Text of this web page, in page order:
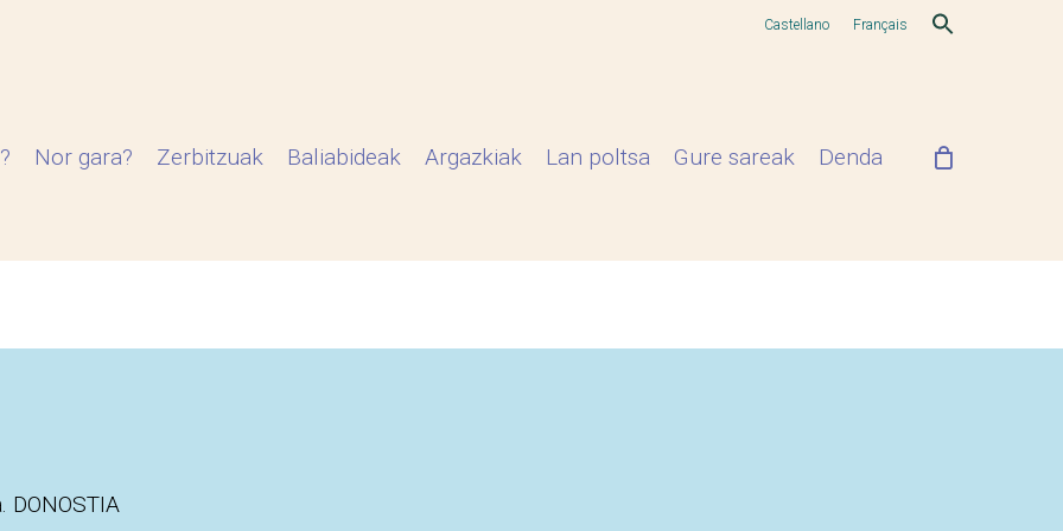
Castellano Français
Nor gara? Zerbitzuak Baliabideak Argazkiak Lan poltsa Gure sareak Denda